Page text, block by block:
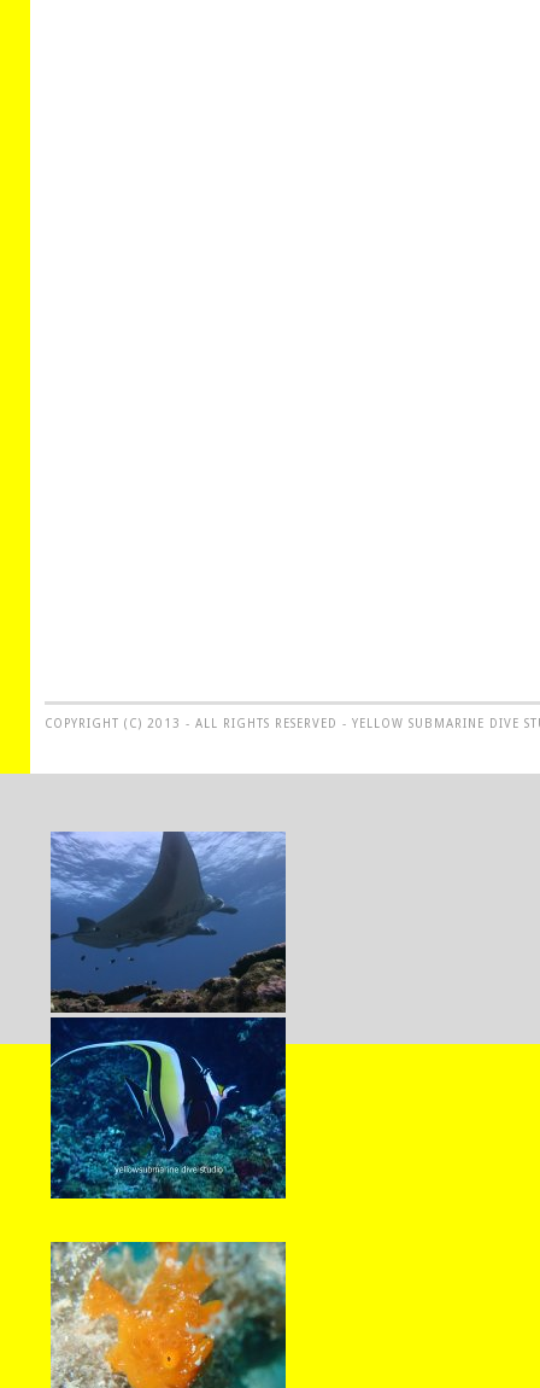
COPYRIGHT (C) 2013 - ALL RIGHTS RESERVED - YELLOW SUBMARINE DIVE